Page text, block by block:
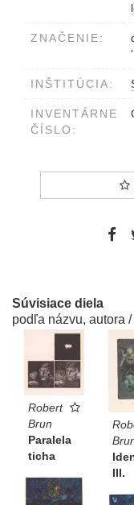
ZNAČENIE:
INŠTITÚCIA:
INVENTÁRNE
ČÍSLO:
Súvisiace diela
podľa názvu, autora /
Robert
Brun
Paralela
ticha
III.